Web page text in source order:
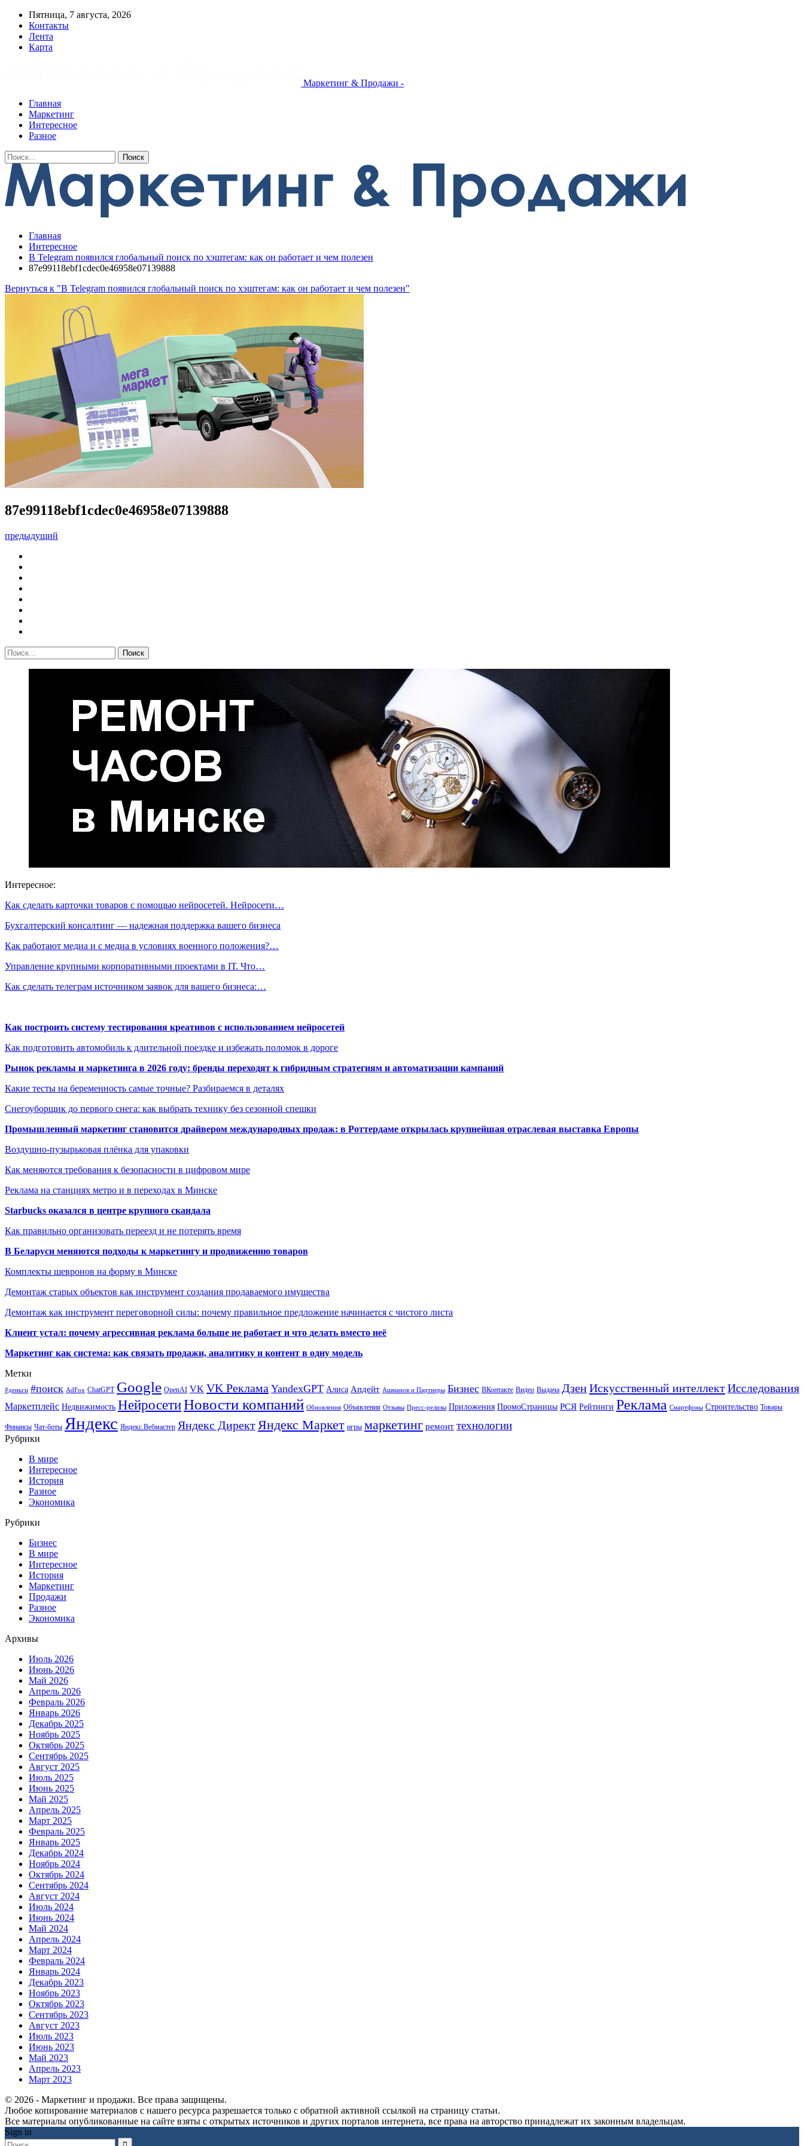
Пятница, 7 августа, 2026
Контакты
Лента
Карта
Маркетинг & Продажи -
Главная
Маркетинг
Интересное
Разное
Главная
Интересное
В Telegram появился глобальный поиск по хэштегам: как он работает и чем полезен
87e99118ebf1cdec0e46958e07139888
Вернуться к "В Telegram появился глобальный поиск по хэштегам: как он работает и чем полезен"
87e99118ebf1cdec0e46958e07139888
предыдущий
Интересное:
Как сделать карточки товаров с помощью нейросетей. Нейросети…
Бухгалтерский консалтинг — надежная поддержка вашего бизнеса
Как работают медиа и с медиа в условиях военного положения?…
Управление крупными корпоративными проектами в ІТ. Что…
Как сделать телеграм источником заявок для вашего бизнеса:…
Как построить систему тестирования креативов с использованием нейросетей
Как подготовить автомобиль к длительной поездке и избежать поломок в дороге
Рынок рекламы и маркетинга в 2026 году: бренды переходят к гибридным стратегиям и автоматизации кампаний
Какие тесты на беременность самые точные? Разбираемся в деталях
Снегоуборщик до первого снега: как выбрать технику без сезонной спешки
Промышленный маркетинг становится драйвером международных продаж: в Роттердаме открылась крупнейшая отраслевая выставка Европы
Воздушно-пузырьковая плёнка для упаковки
Как меняются требования к безопасности в цифровом мире
Реклама на станциях метро и в переходах в Минске
Starbucks оказался в центре крупного скандала
Как правильно организовать переезд и не потерять время
В Беларуси меняются подходы к маркетингу и продвижению товаров
Комплекты шевронов на форму в Минске
Демонтаж старых объектов как инструмент создания продаваемого имущества
Демонтаж как инструмент переговорной силы: почему правильное предложение начинается с чистого листа
Клиент устал: почему агрессивная реклама больше не работает и что делать вместо неё
Маркетинг как система: как связать продажи, аналитику и контент в одну модель
Метки
#деньги #поиск AdFox ChatGPT Google OpenAI VK VK Реклама YandexGPT Алиса Апдейт Ашманов и Партнеры Бизнес ВКонтакте Видео Выдача ДзенИскусственный интеллектИсследования
Маркетплейс Недвижимость НейросетиНовости компаний Обновления Объявления Отзывы Пресс-релизы Приложения ПромоСтраницы РСЯ Рейтинги Реклама Смартфоны Строительство Товары
Финансы Чат-боты Яндекс Яндекс.Вебмастер Яндекс Директ Яндекс Маркет игры маркетинг ремонт технологии
Рубрики
В мире
Интересное
История
Разное
Экономика
Рубрики
Бизнес
В мире
Интересное
История
Маркетинг
Продажи
Разное
Экономика
Архивы
Июль 2026
Июнь 2026
Май 2026
Апрель 2026
Февраль 2026
Январь 2026
Декабрь 2025
Ноябрь 2025
Октябрь 2025
Сентябрь 2025
Август 2025
Июль 2025
Июнь 2025
Май 2025
Апрель 2025
Март 2025
Февраль 2025
Январь 2025
Декабрь 2024
Ноябрь 2024
Октябрь 2024
Сентябрь 2024
Август 2024
Июль 2024
Июнь 2024
Май 2024
Апрель 2024
Март 2024
Февраль 2024
Январь 2024
Декабрь 2023
Ноябрь 2023
Октябрь 2023
Сентябрь 2023
Август 2023
Июль 2023
Июнь 2023
Май 2023
Апрель 2023
Март 2023
© 2026 - Маркетинг и продажи. Все права защищены.
Любое копирование материалов с нашего ресурса разрешается только с обратной активной ссылкой на страницу статьи.
Все материалы опубликованные на сайте взяты с открытых источников и других порталов интернета, все права на авторство принадлежат их законным владельцам.
Sign in